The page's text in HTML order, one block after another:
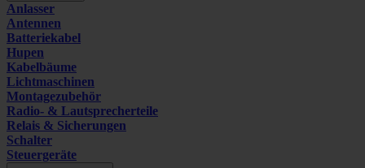
Anlasser
Antennen
Batteriekabel
Hupen
Kabelbäume
Lichtmaschinen
Montagezubehör
Radio- & Lautsprecherteile
Relais & Sicherungen
Schalter
Steuergeräte